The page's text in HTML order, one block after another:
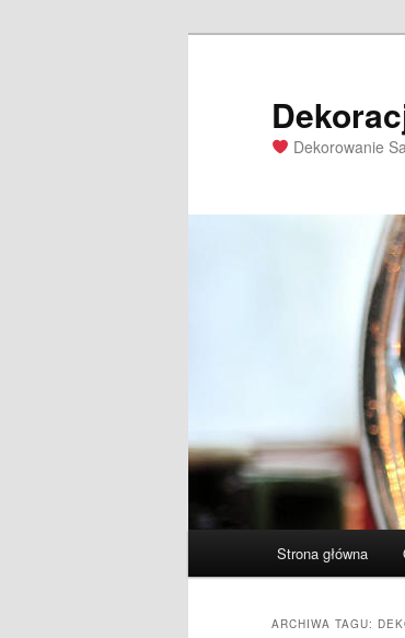
Dekorowanie
Przeskocz
Przeskocz
Strona główna
ARCHIWA TAGU: